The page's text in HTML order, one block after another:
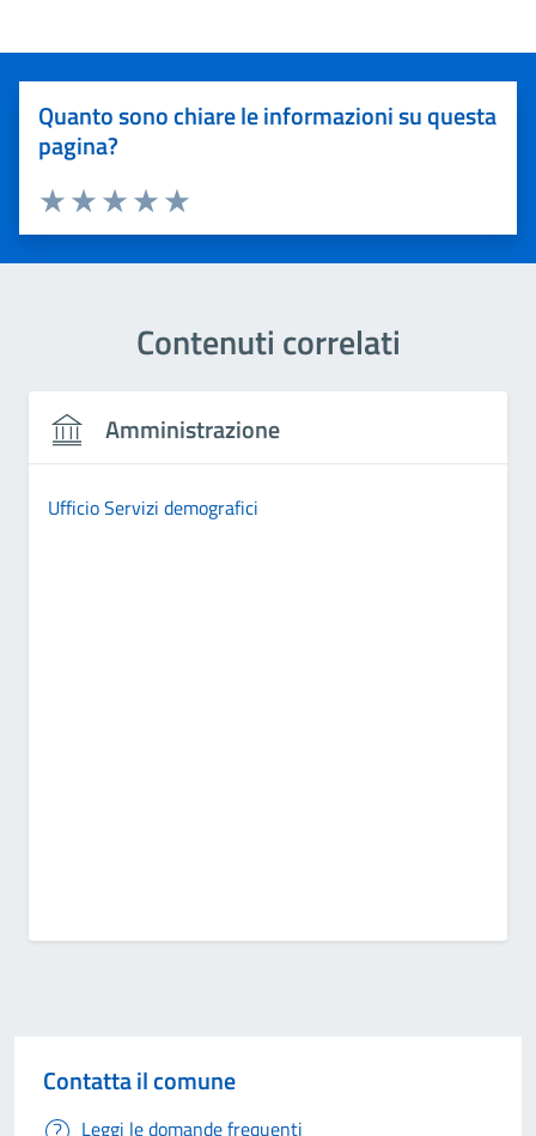
Quanto sono chiare le informazioni su questa
pagina?
Valuta 5 stelle su 5
Valuta 4 stelle su 5
Valuta 3 stelle su 5
Valuta 2 stelle su 5
Valuta 1 stelle su 5
Contenuti correlati
Amministrazione
Ufficio Servizi demografici
Contatta il comune
Leggi le domande frequenti